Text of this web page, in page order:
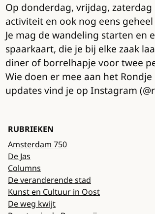
Op donderdag, vrijdag,
activiteit en ook nog eens
Je mag de wandeling starten en
spaarkaart, die je bij elke zaak
diner of borrelhapje voor twee
Wie doen er mee aan het
updates vind je op Instagram
RUBRIEKEN
Amsterdam 750
De Jas
Columns
De veranderende stad
Kunst en Cultuur in Oost
De weg kwijt